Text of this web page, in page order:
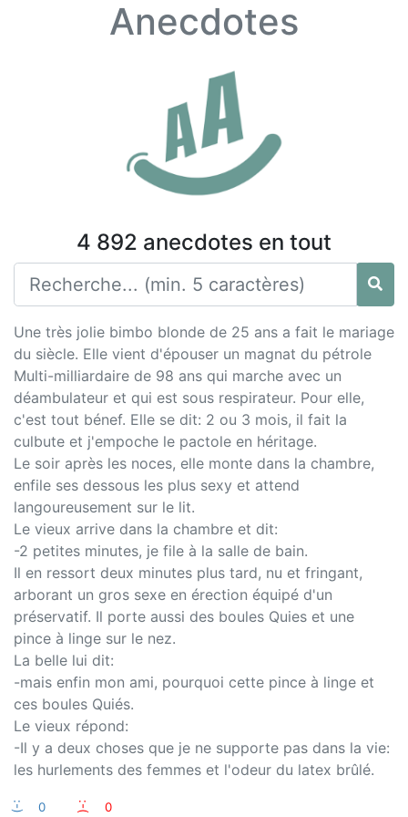
Anecdotes
4 892 anecdotes en tout
Une très jolie bimbo blonde de 25 ans a fait le mariage
du siècle. Elle vient d'épouser un magnat du pétrole
Multi-milliardaire de 98 ans qui marche avec un
déambulateur et qui est sous respirateur. Pour elle,
c'est tout bénef. Elle se dit: 2 ou 3 mois, il fait la
culbute et j'empoche le pactole en héritage.
Le soir après les noces, elle monte dans la chambre,
enfile ses dessous les plus sexy et attend
langoureusement sur le lit.
Le vieux arrive dans la chambre et dit:
-2 petites minutes, je file à la salle de bain.
Il en ressort deux minutes plus tard, nu et fringant,
arborant un gros sexe en érection équipé d'un
préservatif. Il porte aussi des boules Quies et une
pince à linge sur le nez.
La belle lui dit:
-mais enfin mon ami, pourquoi cette pince à linge et
ces boules Quiés.
Le vieux répond:
-Il y a deux choses que je ne supporte pas dans la vie:
les hurlements des femmes et l'odeur du latex brûlé.
:-) 0 :-( 0